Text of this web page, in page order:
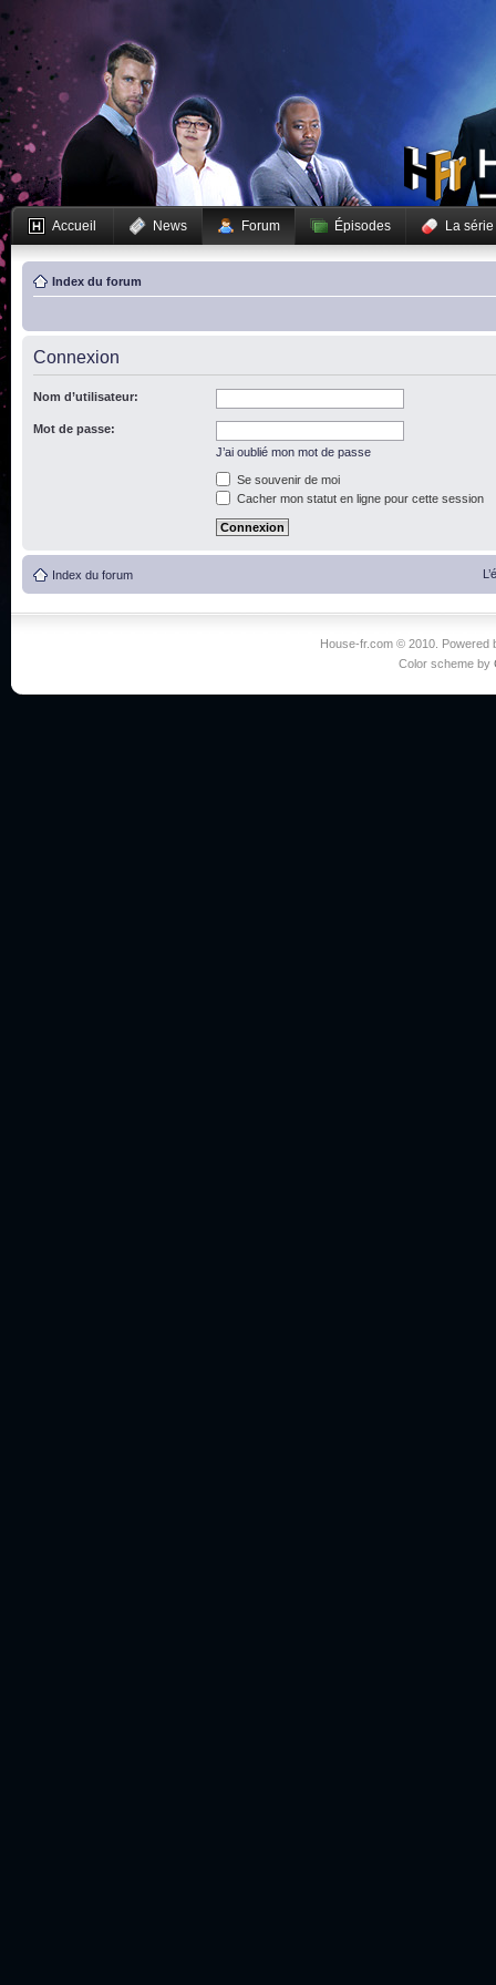
Accueil News Forum Épisodes La série
Index du forum
Connexion
Nom d’utilisateur:
Mot de passe:
J’ai oublié mon mot de passe
Se souvenir de moi
Cacher mon statut en ligne pour cette session
Index du forum
House-fr.com © 2010. Powered
Color scheme by